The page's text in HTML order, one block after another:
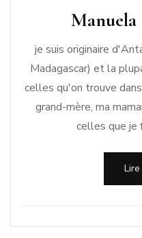
je suis originaire
Madagascar) et la
celles qu'on trouve
grand-mère, ma
celles que je